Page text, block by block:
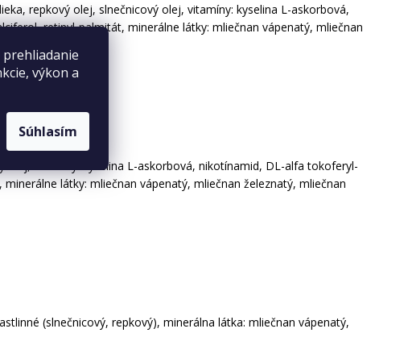
výkon a
Súhlasím
repkový olej, slnečnicový olej, vitamíny: kyselina L-askorbová,
retinyl-palmitát, minerálne látky: mliečnan vápenatý, mliečnan
vitamíny: kyselina L-askorbová, nikotínamid, DL-alfa tokoferyl-
látky: mliečnan vápenatý, mliečnan železnatý, mliečnan
(slnečnicový, repkový), minerálna látka: mliečnan vápenatý,